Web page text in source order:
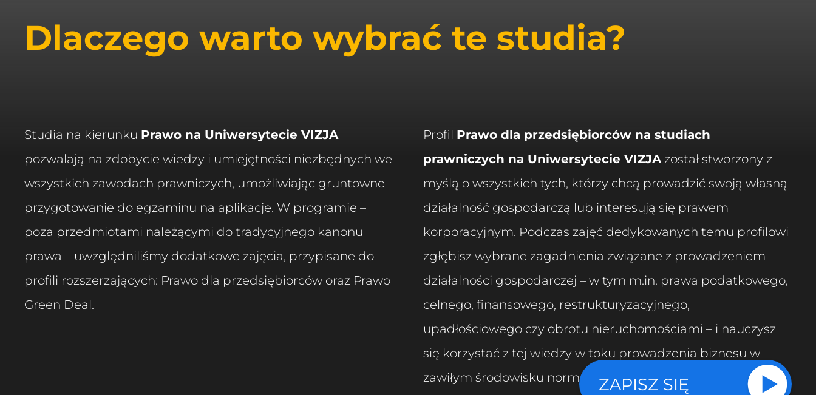
ZAPISZ SIĘ
Dlaczego warto wybrać te studia?
Studia na kierunku Prawo na Uniwersytecie VIZJA
pozwalają na zdobycie wiedzy i umiejętności niezbędnych we
wszystkich zawodach prawniczych, umożliwiając gruntowne
przygotowanie do egzaminu na aplikacje. W programie –
poza przedmiotami należącymi do tradycyjnego kanonu
prawa – uwzględniliśmy dodatkowe zajęcia, przypisane do
profili rozszerzających: Prawo dla przedsiębiorców oraz Prawo
Green Deal.
Profil Prawo dla przedsiębiorców na studiach
prawniczych na Uniwersytecie VIZJA został stworzony z
myślą o wszystkich tych, którzy chcą prowadzić swoją własną
działalność gospodarczą lub interesują się prawem
korporacyjnym. Podczas zajęć dedykowanych temu profilowi
zgłębisz wybrane zagadnienia związane z prowadzeniem
działalności gospodarczej – w tym m.in. prawa podatkowego,
celnego, finansowego, restrukturyzacyjnego,
upadłościowego czy obrotu nieruchomościami – i nauczysz
się korzystać z tej wiedzy w toku prowadzenia biznesu w
zawiłym środowisku normatywnym.